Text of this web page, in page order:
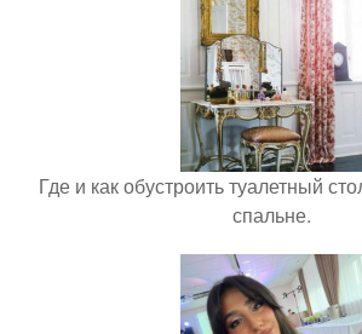
Где и как обустроить туалетный
спальне.